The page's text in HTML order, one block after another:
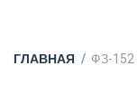
ГЛАВНАЯ ФЗ-152